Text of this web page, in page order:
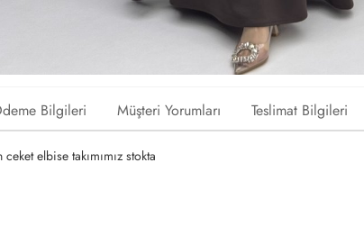
Bilgileri Müşteri Yorumları Teslimat Bilgileri
elbise takımımız stokta